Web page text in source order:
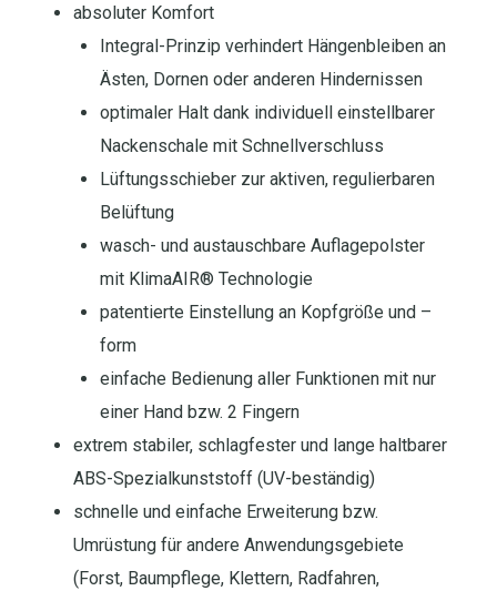
absoluter Komfort
Integral-Prinzip verhindert Hängenbleiben an
Ästen, Dornen oder anderen Hindernissen
optimaler Halt dank individuell einstellbarer
Nackenschale mit Schnellverschluss
Lüftungsschieber zur aktiven, regulierbaren
Belüftung
wasch- und austauschbare Auflagepolster
mit KlimaAIR® Technologie
patentierte Einstellung an Kopfgröße und –
form
einfache Bedienung aller Funktionen mit nur
einer Hand bzw. 2 Fingern
extrem stabiler, schlagfester und lange haltbarer
ABS-Spezialkunststoff (UV-beständig)
schnelle und einfache Erweiterung bzw.
Umrüstung für andere Anwendungsgebiete
(Forst, Baumpflege, Klettern, Radfahren,